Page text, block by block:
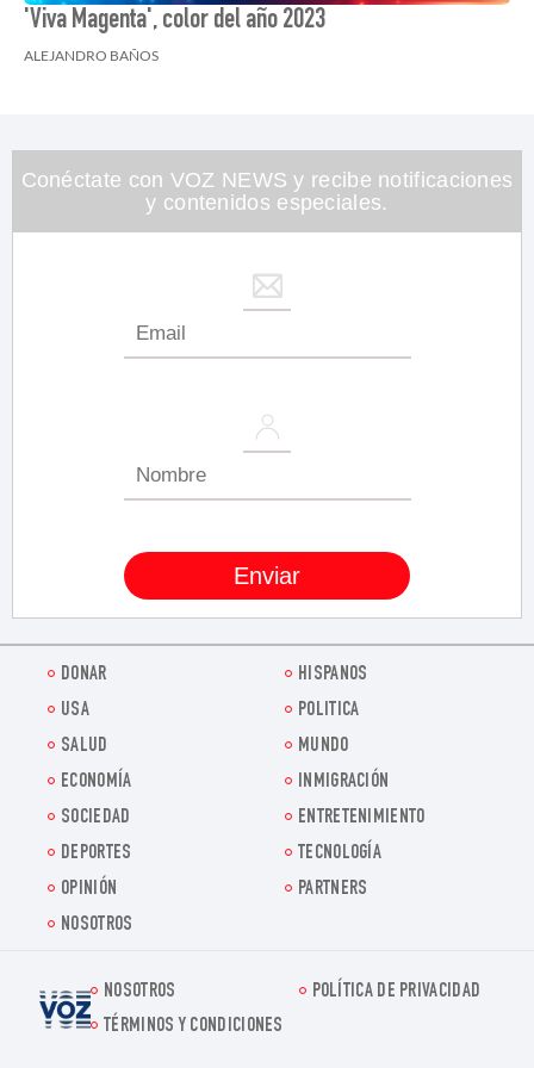
'Viva Magenta', color del año 2023
ALEJANDRO BAÑOS
Conéctate con VOZ NEWS y recibe notificaciones
y contenidos especiales.
DONAR
HISPANOS
USA
POLITICA
SALUD
MUNDO
ECONOMÍA
INMIGRACIÓN
SOCIEDAD
ENTRETENIMIENTO
DEPORTES
TECNOLOGÍA
OPINIÓN
PARTNERS
NOSOTROS
Voz.us
NOSOTROS
POLÍTICA DE PRIVACIDAD
TÉRMINOS Y CONDICIONES